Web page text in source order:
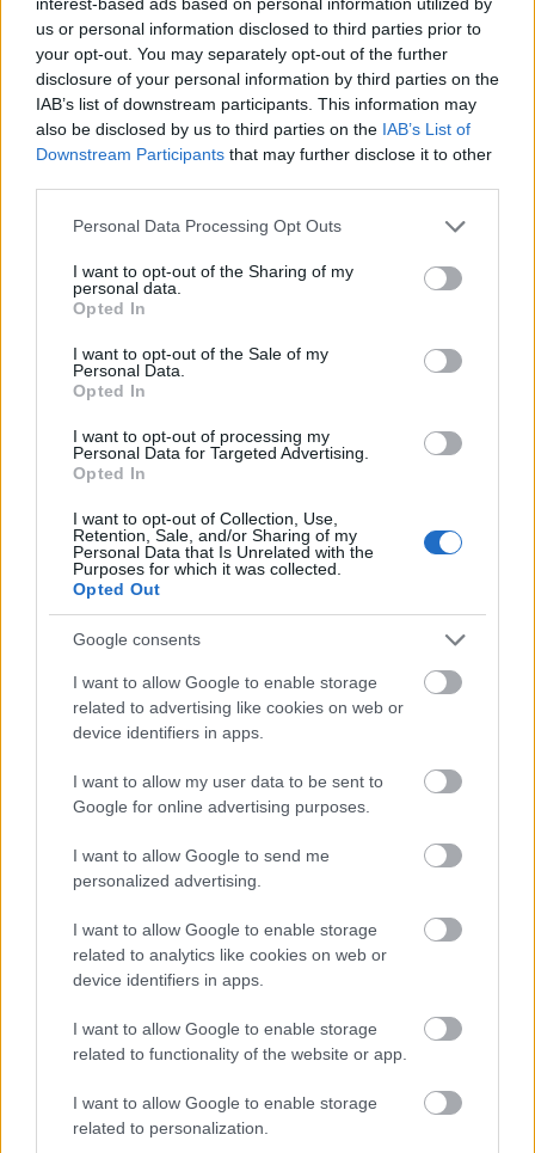
us or personal information disclosed to third parties prior to
your opt-out. You may separately opt-out of the further
disclosure of your personal information by third parties on the
IAB’s list of downstream participants. This information may
also be disclosed by us to third parties on the IAB’s List of
Downstream Participants that may further disclose it to other
Please note that this website/app uses one or more Google
not limited to your visit or usage behaviour. You may click to
grant or deny consent to Google and its third-party tags to
use your data for below specified purposes in below Google
consent section.
Personal Data Processing Opt Outs
I want to opt-out of the Sharing of my
personal data.
Opted In
I want to opt-out of the Sale of my
Personal Data.
Opted In
I want to opt-out of processing my
Personal Data for Targeted Advertising.
Opted In
I want to opt-out of Collection, Use,
Retention, Sale, and/or Sharing of my
Personal Data that Is Unrelated with the
Purposes for which it was collected.
Opted Out
Google consents
I want to allow Google to enable storage
related to advertising like cookies on web or
device identifiers in apps.
I want to allow my user data to be sent to
Google for online advertising purposes.
I want to allow Google to send me
personalized advertising.
I want to allow Google to enable storage
related to analytics like cookies on web or
device identifiers in apps.
I want to allow Google to enable storage
related to functionality of the website or app.
I want to allow Google to enable storage
related to personalization.
Μετά το περιστατικό αυτό, ο γιατρός, η
νοσηλεύτρια και συνάδελφοί τους σκέφτηκαν
σοβαρά το ενδεχόμενο να εγκαταλείψουν τη
φροντίδα του ηθοποιού, επειδή δεν ακολουθούσε
τις οδηγίες τους σχετικά με τη χρήση ουσιών και
αλκοόλ. Σε μήνυμά του στην Lloyd, o Depp έγραψε
«δεν έχω δει κανέναν να απολύεται από
τον γιατρό του» , ενώ πρόσθεσε ότι αυτό τον
έκανε και περήφανο, κατά κάποιον τρόπο.